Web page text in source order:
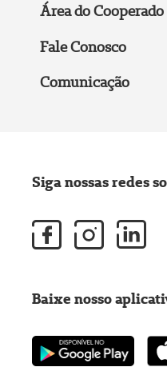
Área do Cooperado
Fale Conosco
Comunicação
Siga nossas redes
Baixe nosso